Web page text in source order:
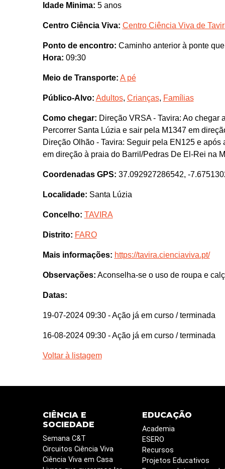
Idade Minima: 5 anos
Centro Ciência Viva: Centro Ciência Viva de
Ponto de encontro: Caminho anterior à ponte
Hora: 09:30
Meio de Transporte: A pé
Público-Alvo: Adultos, Crianças, Famílias
Como chegar: Direção VRSA - Tavira: Ao chegar
Percorrer Santa Lúzia e sair pela M1347 em
Direção Olhão - Tavira: Seguir pela EN125 e
em direção à praia do Barril/Pedras De El-Rei na
Coordenadas GPS: 37.092927286542, -
Localidade: Santa Lúzia
Concelho: TAVIRA
Distrito: FARO
Mais informações: https://tavira.cienciaviva.pt/
Observações: Aconselha-se o uso de roupa e
Datas:
19-07-2024 09:30 - Ação já em curso / terminada
16-08-2024 09:30 - Ação já em curso / terminada
Voltar à listagem
CIÊNCIA E
SOCIEDADE
Semana C&T
Circuitos Ciência Viva
Ciência Viva em Casa
EDUCAÇÃO
Academia
ESERO
Recursos
Projetos Educativos